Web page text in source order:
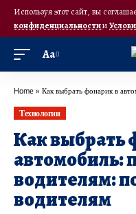
Используя этот сайт, вы
конфиденциальностии
Аа
Home » Как выбрать фонарик в
Технологии
Как выбрать
автомобиль:
водителям:
водителям